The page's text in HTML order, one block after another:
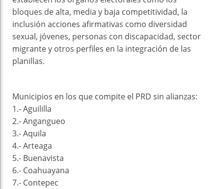
bloques de alta, media y baja competitividad, la
inclusión acciones afirmativas como diversidad
sexual, jóvenes, personas con discapacidad, sector
migrante y otros perfiles en la integración de las
planillas.
Municipios en los que compite el PRD sin alianzas:
1.- Aguililla
2.- Angangueo
3.- Aquila
4.- Arteaga
5.- Buenavista
6.- Coahuayana
7.- Contepec